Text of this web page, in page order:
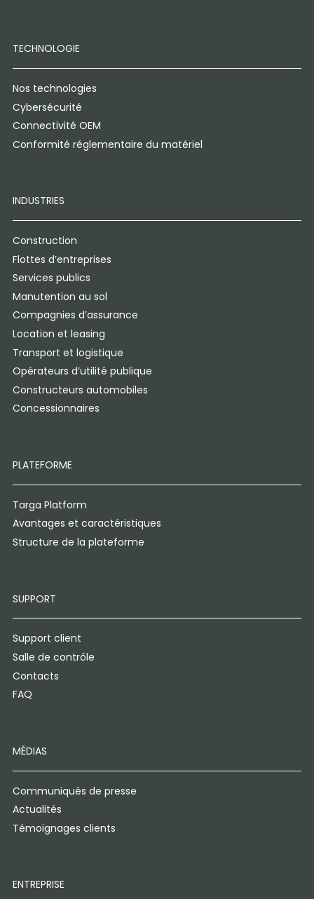
TECHNOLOGIE
Nos technologies
Cybersécurité
Connectivité OEM
Conformité réglementaire du matériel
INDUSTRIES
Construction
Flottes d’entreprises
Services publics
Manutention au sol
Compagnies d’assurance
Location et leasing
Transport et logistique
Opérateurs d’utilité publique
Constructeurs automobiles
Concessionnaires
PLATEFORME
Targa Platform
Avantages et caractéristiques
Structure de la plateforme
SUPPORT
Support client
Salle de contrôle
Contacts
FAQ
MÉDIAS
Communiqués de presse
Actualités
Témoignages clients
ENTREPRISE